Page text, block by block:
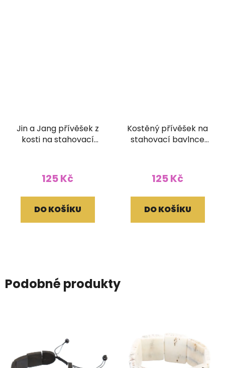
Jin a Jang přívěšek z
kosti na stahovací
125 Kč
DO KOŠÍKU
Kostěný přívěšek na
stahovací bavlnce
125 Kč
DO KOŠÍKU
Podobné produkty